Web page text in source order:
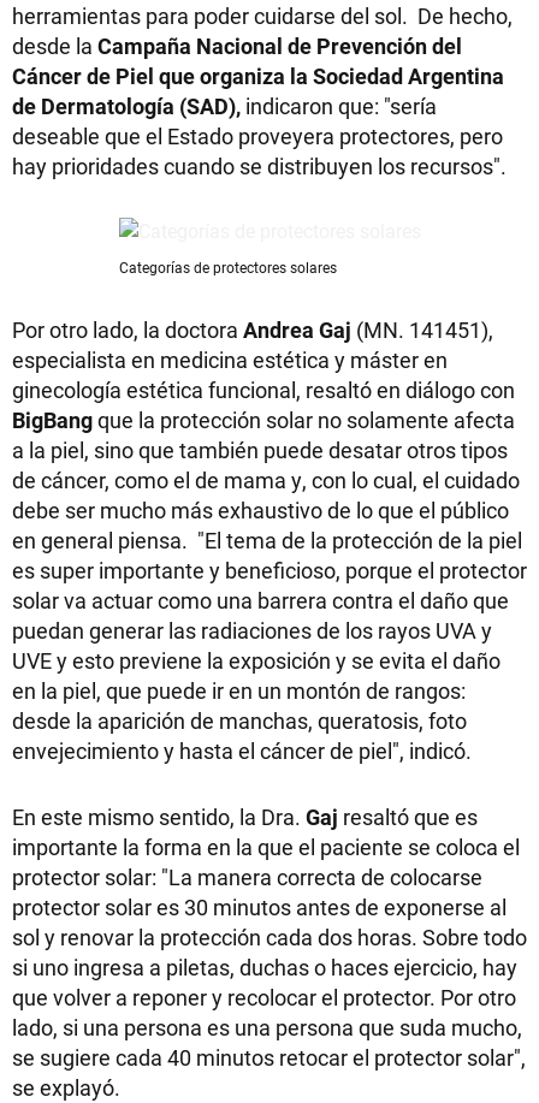
herramientas para poder cuidarse del sol. De hecho,
desde la Campaña Nacional de Prevención del
Cáncer de Piel que organiza la Sociedad Argentina
de Dermatología (SAD), indicaron que: "sería
deseable que el Estado proveyera protectores, pero
hay prioridades cuando se distribuyen los recursos".
Categorías de protectores solares
Por otro lado, la doctora Andrea Gaj (MN. 141451),
especialista en medicina estética y máster en
ginecología estética funcional, resaltó en diálogo con
BigBangque la protección solar no solamente afecta
a la piel, sino que también puede desatar otros tipos
de cáncer, como el de mama y, con lo cual, el cuidado
debe ser mucho más exhaustivo de lo que el público
en general piensa. "El tema de la protección de la piel
es super importante y beneficioso, porque el protector
solar va actuar como una barrera contra el daño que
puedan generar las radiaciones de los rayos UVA y
UVE y esto previene la exposición y se evita el daño
en la piel, que puede ir en un montón de rangos:
desde la aparición de manchas, queratosis, foto
envejecimiento y hasta el cáncer de piel", indicó.
En este mismo sentido, la Dra. Gaj resaltó que es
importante la forma en la que el paciente se coloca el
protector solar: "La manera correcta de colocarse
protector solar es 30 minutos antes de exponerse al
sol y renovar la protección cada dos horas. Sobre todo
si uno ingresa a piletas, duchas o haces ejercicio, hay
que volver a reponer y recolocar el protector. Por otro
lado, si una persona es una persona que suda mucho,
se sugiere cada 40 minutos retocar el protector solar",
se explayó.